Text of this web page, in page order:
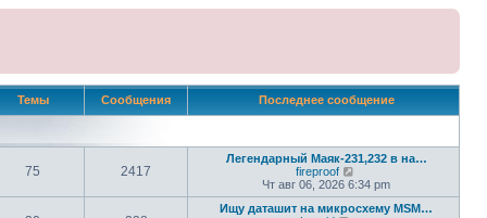
Темы Сообщения Последнее сообщение
75 2417
Легендарный Маяк-231,232 в на…
fireproof
е
р
е
Чт авг 06, 2026 6:34 pm
Ищу даташит на микросхему MSM…